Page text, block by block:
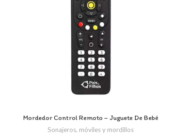
Mordedor Control Remoto – Juguete De Bebé
Sonajeros, móviles y mordillos